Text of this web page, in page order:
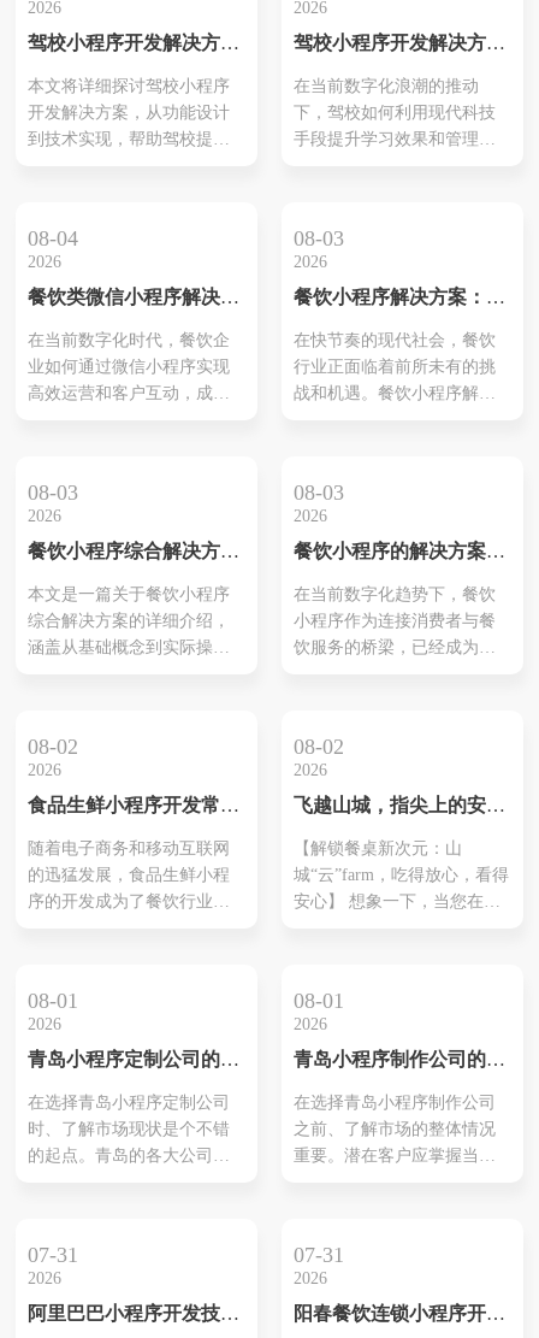
手段。本文将从以下几个方
面详细介绍黄埔开发小程序
的数字化转型，点亮未来。
一、小程序的优势分析 1.无
需下载，即用即行 ...
2026
驾校小程序开发解决方案
本文将详细探讨驾校小程序
开发解决方案，从功能设计
到技术实现，帮助驾校提升
2026
驾校小程序开发解决方案
化的学习体验
在当前数字化浪潮的推动
下，驾校如何利用现代科技
手段提升学习效果和管理效
一条通向智能化管理和高效
学习的新途径。本文将从功
能设计、用户体验和技术实
打造一套高效、智能的驾校
小程序。 功能设计 1.学员管
理模块 学员管理模块...
08-04
2026
餐饮类微信小程序解决方
在当前数字化时代，餐饮企
业如何通过微信小程序实现
高效运营和客户互动，成为
解如何构建高效的餐饮业务
平台，提升客户满意度和品
牌影响力。
08-03
2026
餐饮小程序解决方案：引
在快节奏的现代社会，餐饮
行业正面临着前所未有的挑
战和机遇。餐饮小程序解决
方案的优势及其实现方法，
帮助餐饮企业在激烈的市场
竞争中脱颖而出。
08-03
2026
餐饮小程序综合解决方案
化转型的全方位指南
本文是一篇关于餐饮小程序
综合解决方案的详细介绍，
涵盖从基础概念到实际操作
务效率和客户满意度。
08-03
2026
餐饮小程序的解决方案有
在当前数字化趋势下，餐饮
小程序作为连接消费者与餐
饮服务的桥梁，已经成为餐
能构建到高级优化的全方位
内容，帮助餐饮企业在激烈
的市场竞争中脱颖而出。
08-02
2026
食品生鲜小程序开发常用
随着电子商务和移动互联网
的迅猛发展，食品生鲜小程
序的开发成为了餐饮行业的
多的销售机会和客户资源。
在食品生鲜小程序开发中，
常见的解决方案有哪些呢？
食品生鲜小程序开发解决方
案。 一、自有开发解决方案
1.自有品牌小程序开发 ...
08-02
2026
飞越山城，指尖上的安
程序，让好味道触手可及
【解锁餐桌新次元：山
城“云”farm，吃得放心，看得
安心】 想象一下，当您在繁
眉头紧锁。市面上琳琅满目
的肉类产品，究竟哪个才是
真正安全、新鲜、无添加
虑，或许是许多现代都市人
共同的心声。而今天，一个
颠覆性的解决方案正悄然诞
08-01
2026
青岛小程序定制公司的领
在选择青岛小程序定制公司
时、了解市场现状是个不错
的起点。青岛的各大公司如
推出新功能。用户反馈显
示，不同的小程序能满足多
样化需求、这样提升了客户
08-01
2026
青岛小程序制作公司的优
在选择青岛小程序制作公司
之前、了解市场的整体情况
重要。潜在客户应掌握当前
寻找合适公司提供对应服
务。同时，可以参考其它企
业在小程序使用过程中的成
07-31
2026
阿里巴巴小程序开发技
07-31
2026
阳春餐饮连锁小程序开发